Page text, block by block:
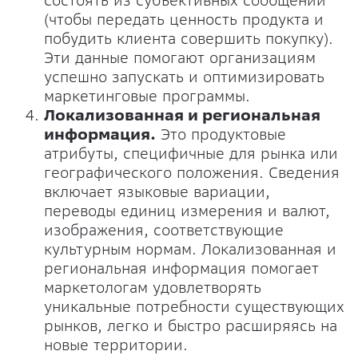
(чтобы передать ценность продукта и
побудить клиента совершить покупку).
Эти данные помогают организациям
успешно запускать и оптимизировать
маркетинговые программы.
Локализованная и региональная
информация. Это продуктовые
атрибуты, специфичные для рынка или
географического положения. Сведения
включает языковые вариации,
переводы единиц измерения и валют,
изображения, соответствующие
культурным нормам. Локализованная и
региональная информация помогает
маркетологам удовлетворять
уникальные потребности существующих
рынков, легко и быстро расширяясь на
новые территории.